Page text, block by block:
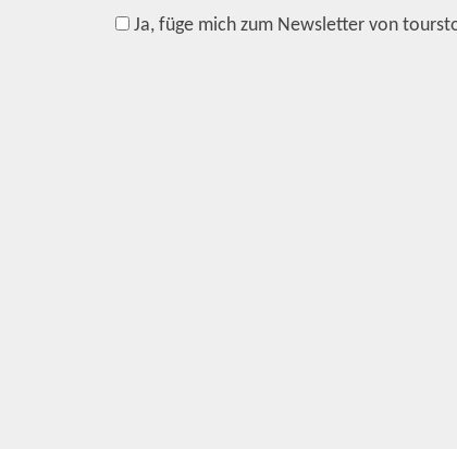
Ja, füge mich zum Newsletter von